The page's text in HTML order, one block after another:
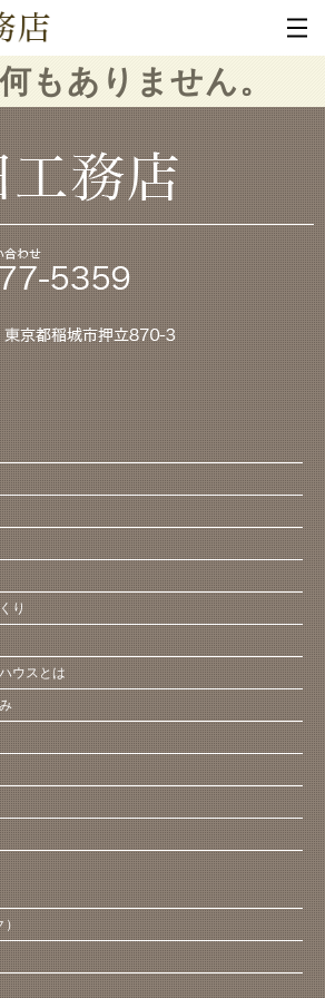
もありません。
り
ウスとは
）